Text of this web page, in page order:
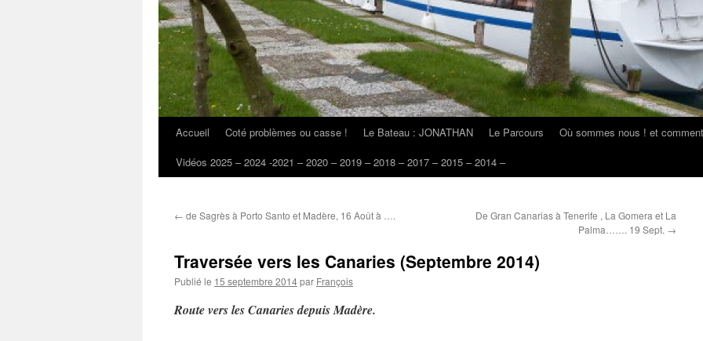
Accueil Coté problèmes ou casse ! Le Bateau : JONATHAN Le Parcours
Où sommes nous ! et
Vidéos 2025 – 2024 -2021 – 2020 – 2019 – 2018 – 2017 – 2015 – 2014 –
← de Sagrès à Porto Santo et Madère, 16 Août à ….
De Gran Canarias à Tenerife , La Gomera et La
Palma……. 19 Sept. →
Traversée vers les Canaries (Septembre 2014)
Publié le 15 septembre 2014par François
Route vers les Canaries depuis Madère.